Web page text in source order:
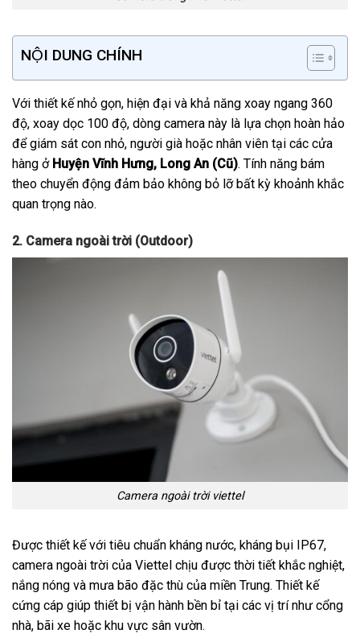
NỘI DUNG CHÍNH
Với thiết kế nhỏ gọn, hiện đại và khả năng xoay ngang 360
độ, xoay dọc 100 độ, dòng camera này là lựa chọn hoàn hảo
để giám sát con nhỏ, người già hoặc nhân viên tại các cửa
hàng ở Huyện Vĩnh Hưng, Long An (Cũ). Tính năng bám
theo chuyển động đảm bảo không bỏ lỡ bất kỳ khoảnh khắc
quan trọng nào.
2. Camera ngoài trời (Outdoor)
Camera ngoài trời viettel
Được thiết kế với tiêu chuẩn kháng nước, kháng bụi IP67,
camera ngoài trời của Viettel chịu được thời tiết khắc nghiệt,
nắng nóng và mưa bão đặc thù của miền Trung. Thiết kế
cứng cáp giúp thiết bị vận hành bền bỉ tại các vị trí như cổng
nhà, bãi xe hoặc khu vực sân vườn.